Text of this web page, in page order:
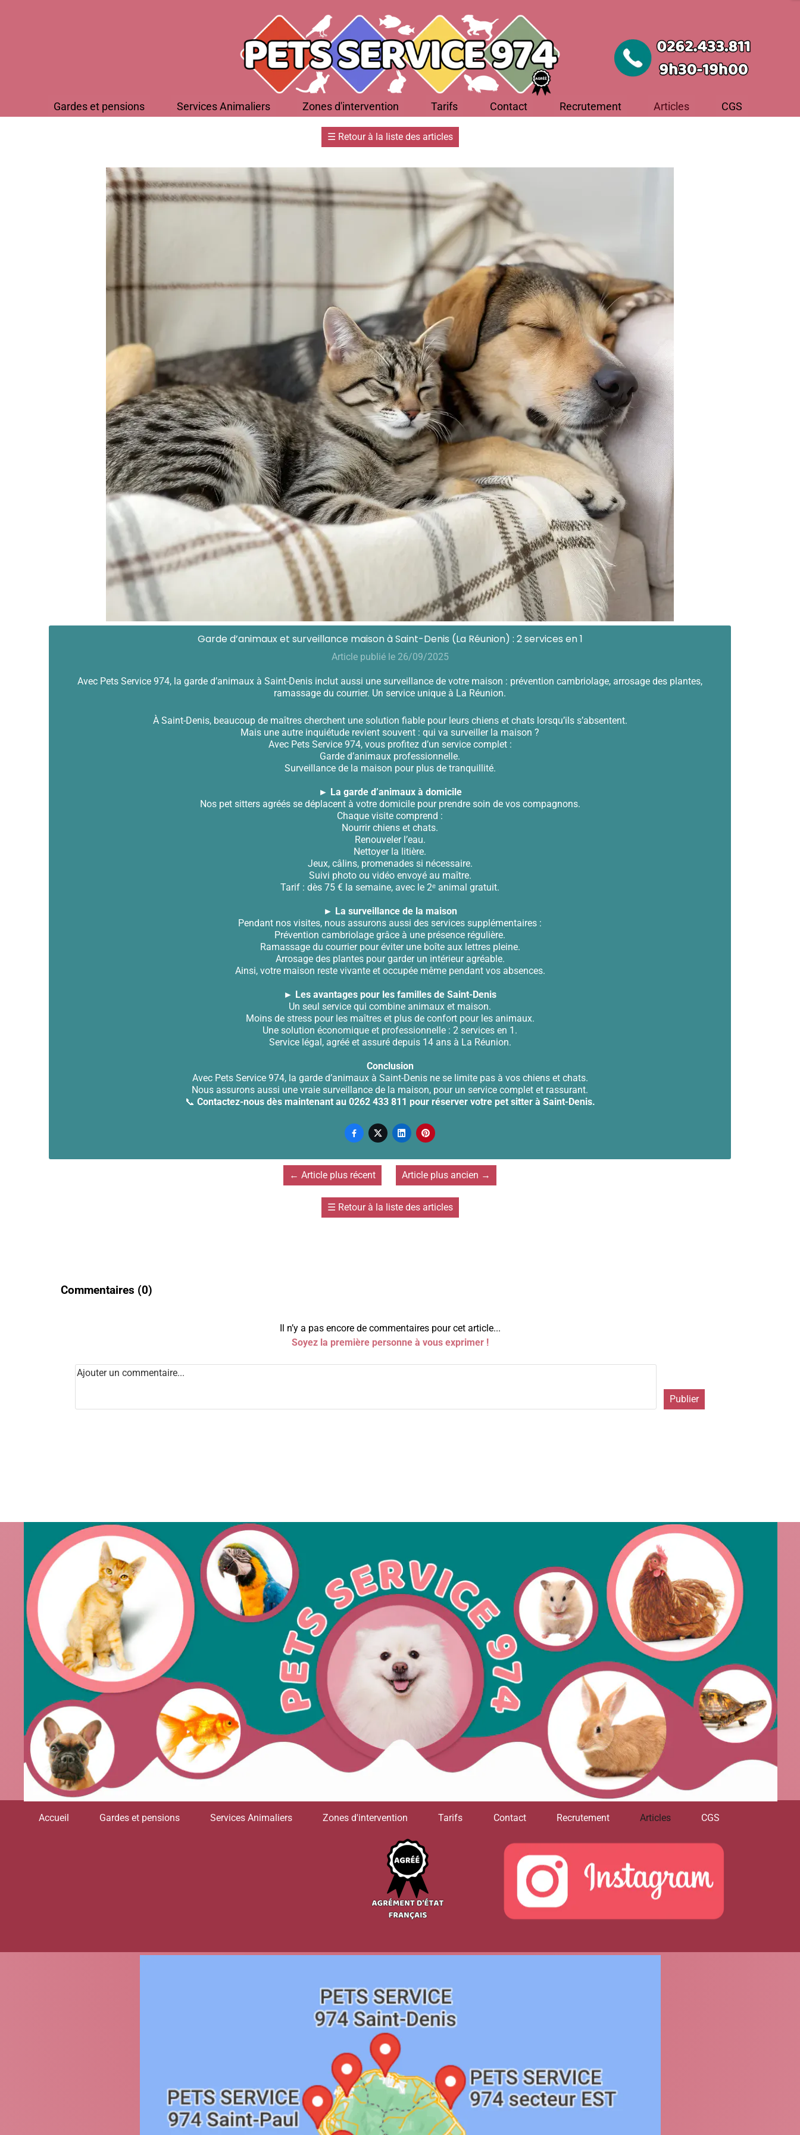
Gardes et pensions Services Animaliers Zones d'intervention Tarifs Contact Recrutement Articles CGS
Accueil Gardes et pensions Services Animaliers Zones d'intervention Tarifs Contact Recrutement Articles CGS
☰ Retour à la liste des articles
Garde d’animaux et surveillance maison à Saint-Denis (La Réunion) : 2 services en 1
Article publié le 26/09/2025
Avec Pets Service 974, la garde d’animaux à Saint-Denis inclut aussi une surveillance de votre maison : prévention cambriolage, arrosage des plantes,
ramassage du courrier. Un service unique à La Réunion.
À Saint-Denis, beaucoup de maîtres cherchent une solution fiable pour leurs chiens et chats lorsqu’ils s’absentent.
Mais une autre inquiétude revient souvent : qui va surveiller la maison ?
Avec Pets Service 974, vous profitez d’un service complet :
Garde d’animaux professionnelle.
Surveillance de la maison pour plus de tranquillité.
► La garde d’animaux à domicile
Nos pet sitters agréés se déplacent à votre domicile pour prendre soin de vos compagnons.
Chaque visite comprend :
Nourrir chiens et chats.
Renouveler l’eau.
Nettoyer la litière.
Jeux, câlins, promenades si nécessaire.
Suivi photo ou vidéo envoyé au maître.
Tarif : dès 75 € la semaine, avec le 2ᵉ animal gratuit.
► La surveillance de la maison
Pendant nos visites, nous assurons aussi des services supplémentaires :
Prévention cambriolage grâce à une présence régulière.
Ramassage du courrier pour éviter une boîte aux lettres pleine.
Arrosage des plantes pour garder un intérieur agréable.
Ainsi, votre maison reste vivante et occupée même pendant vos absences.
► Les avantages pour les familles de Saint-Denis
Un seul service qui combine animaux et maison.
Moins de stress pour les maîtres et plus de confort pour les animaux.
Une solution économique et professionnelle : 2 services en 1.
Service légal, agréé et assuré depuis 14 ans à La Réunion.
Conclusion
Avec Pets Service 974, la garde d’animaux à Saint-Denis ne se limite pas à vos chiens et chats.
Nous assurons aussi une vraie surveillance de la maison, pour un service complet et rassurant.
📞 Contactez-nous dès maintenant au 0262 433 811 pour réserver votre pet sitter à Saint-Denis.
   
← Article plus récent Article plus ancien →
☰ Retour à la liste des articles
Commentaires (0)
Il n’y a pas encore de commentaires pour cet article...
Soyez la première personne à vous exprimer !
Publier